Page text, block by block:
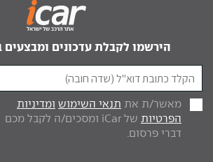
הירשמו לקבלת עדכונים ומבצעים
מאשר/ת את תנאי השימוש ומדיניות
הפרטיות
של iCar ומסכים/ה לקבל מכם
דברי פרסום.